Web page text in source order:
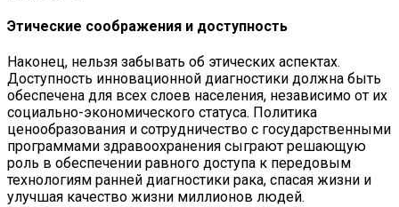
Этические соображения и доступность
Наконец, нельзя забывать об этических аспектах.
Доступность инновационной диагностики должна быть
обеспечена для всех слоев населения, независимо от их
социально-экономического статуса. Политика
ценообразования и сотрудничество с государственными
программами здравоохранения сыграют решающую
роль в обеспечении равного доступа к передовым
технологиям ранней диагностики рака, спасая жизни и
улучшая качество жизни миллионов людей.